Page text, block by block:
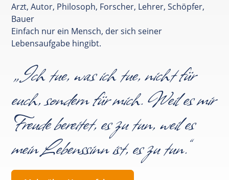
Arzt, Autor, Philosoph, Forscher, Lehrer, Schöpfer,
Bauer
Einfach nur ein Mensch, der sich seiner
Lebensaufgabe hingibt.
„Ich tue, was ich tue, nicht für
euch, sondern für mich. Weil es mir
Freude bereitet, es zu tun, weil es
mein Lebenssinn ist, es zu tun.“